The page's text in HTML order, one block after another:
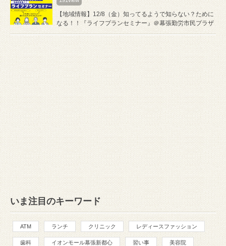
【地域情報】12/8（金）知ってるようで知らない？ために
なる！！『ライフプランセミナー』＠幕張勤労市民プラザ
いま注目のキーワード
ATM ランチ クリニック レディースファッション
歯科 イオンモール幕張新都心 習い事 美容院